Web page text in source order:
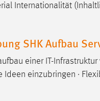
Internationalität
SHK Aufbau
einer IT-
Ideen einzubringen ·
1 Jahr
staticfilecache
Für performante Seitenauslieferung